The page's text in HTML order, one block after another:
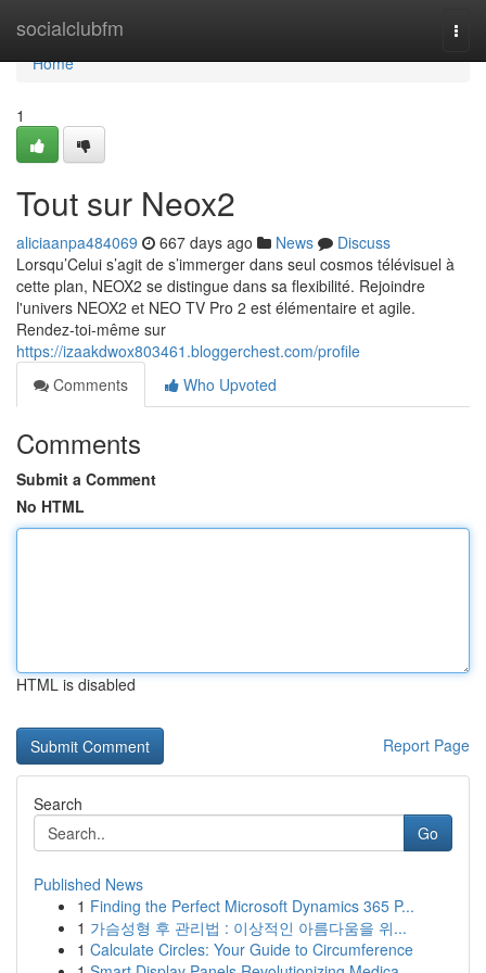
socialclubfm
Home
Home
1
Tout sur Neox2
aliciaanpa484069 667 days ago News
Discuss
Lorsqu’Celui s’agit de s’immerger dans seul cosmos télévisuel à
cette plan, NEOX2 se distingue dans sa flexibilité. Rejoindre
l'univers NEOX2 et NEO TV Pro 2 est élémentaire et agile.
Rendez-toi-même sur
https://izaakdwox803461.bloggerchest.com/profile
Comments
Who Upvoted
Comments
Submit a Comment
No HTML
HTML is disabled
Report Page
Search
Go
Published News
1 Finding the Perfect Microsoft Dynamics 365 P...
1 가슴성형 후 관리법 : 이상적인 아름다움을 위...
1 Calculate Circles: Your Guide to Circumference